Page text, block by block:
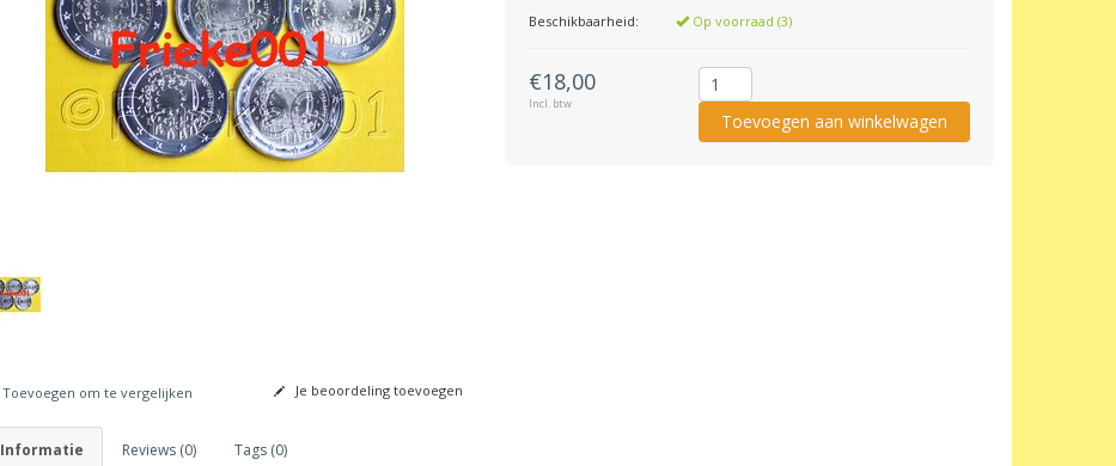
Beschikbaarheid: Op voorraad (3)
€18,00
Incl. btw
Toevoegen om te vergelijken Je beoordeling toevoegen
Informatie Reviews (0) Tags (0)